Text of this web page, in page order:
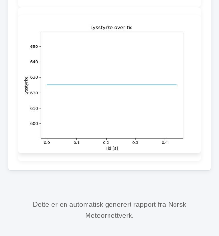
Dette er en automatisk generert rapport fra Norsk
Meteornettverk.